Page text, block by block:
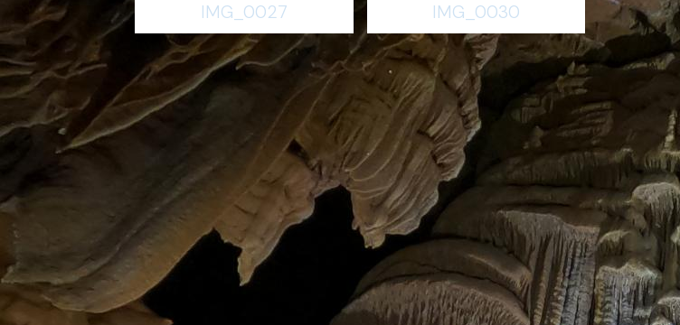
IMG_0027 IMG_0030